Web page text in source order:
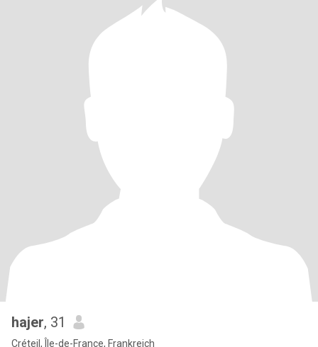
hajer, 31
Créteil, Île-de-France, Frankreich